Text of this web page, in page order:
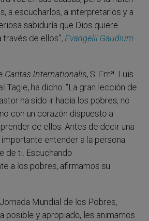
a escucharlos, a interpretarlos y a
sabiduría que Dios quiere
de ellos”, Evangelii Gaudium
Caritas Internationalis, S. Emª. Luis
Tagle, ha dicho: “La gran lección de
ha sido ir hacia los pobres, no
con un corazón dispuesto a
de ellos. Antes de decir una
entender a la persona
de ti. Escuchando
a los pobres, afirmamos su
Mundial de los Pobres,
posible y apropiado, les animamos